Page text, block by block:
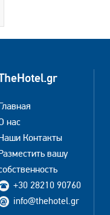
нас
Контакты
вашу
+30 28210 90760
info@thehotel.gr